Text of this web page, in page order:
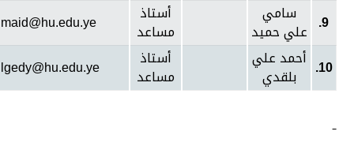
9. سامي
علي حميد
أستاذ
مساعد
10. أحمد علي
بلقدي
أستاذ
مساعد